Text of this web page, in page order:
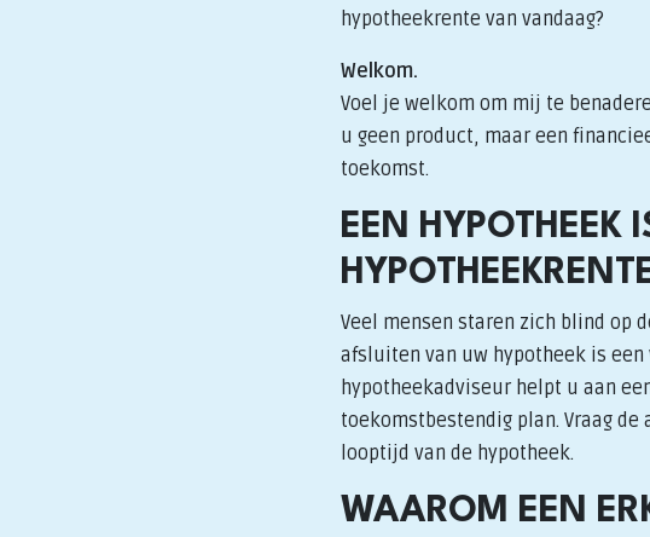
hypotheekrente van vandaag?
Welkom.
Voel je welkom om mij te
u geen product, maar een
toekomst.
EEN HYPOTHEEK
Veel mensen staren zich blind op
afsluiten van uw hypotheek is een
hypotheekadviseur helpt u aan
toekomstbestendig plan. Vraag
looptijd van de hypotheek.
WAAROM EEN